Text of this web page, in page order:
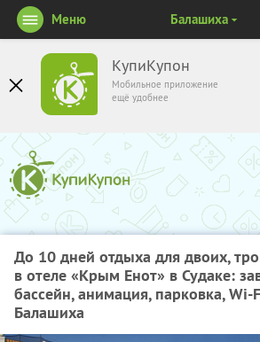
КупиКупон
Мобильное приложение
ещё удобнее
Меню Балашиха
До 10 дней отдыха для двоих,
в отеле «Крым Енот» в Судаке:
бассейн, анимация, парковка, Wi-
Балашиха